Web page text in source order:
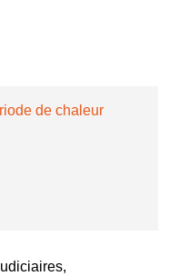
de chaleur